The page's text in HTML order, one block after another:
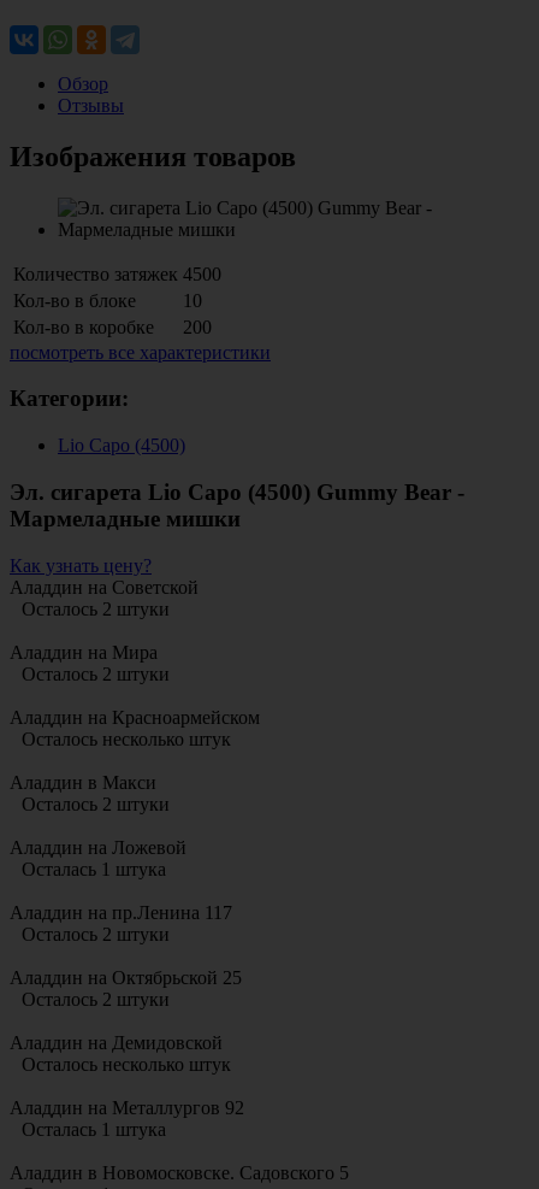
Обзор
Отзывы
Изображения товаров
Количество затяжек 4500
Кол-во в блоке
10
Кол-во в коробке
200
посмотреть все характеристики
Категории:
Lio Capo (4500)
Эл. сигарета Lio Capo (4500) Gummy Bear -
Мармеладные мишки
Как узнать цену?
Аладдин на Советской
Осталось 2 штуки
Аладдин на Мира
Осталось 2 штуки
Аладдин на Красноармейском
Осталось несколько штук
Аладдин в Макси
Осталось 2 штуки
Аладдин на Ложевой
Осталась 1 штука
Аладдин на пр.Ленина 117
Осталось 2 штуки
Аладдин на Октябрьской 25
Осталось 2 штуки
Аладдин на Демидовской
Осталось несколько штук
Аладдин на Металлургов 92
Осталась 1 штука
Аладдин в Новомосковске. Садовского 5